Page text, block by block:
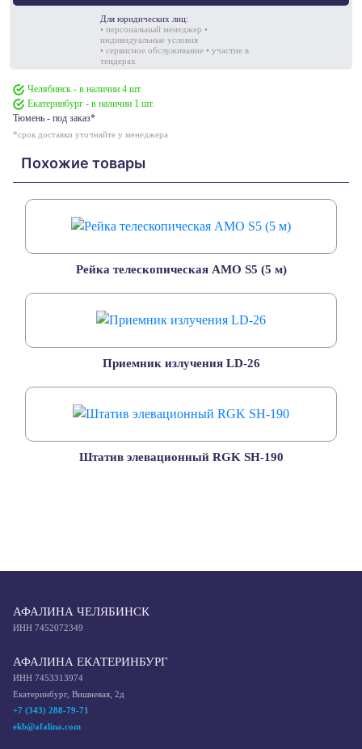
Для юридических лиц:
• персональный менеджер •
индивидуальные условия
• сервисное обслуживание • участие в
тендерах
Челябинск - в наличии 4 шт.
Екатеринбург - в наличии 1 шт.
Тюмень - под заказ*
*срок доставки уточняйте у менеджера
Похожие товары
Рейка телескопическая AMO S5 (5 м)
Приемник излучения LD-26
Штатив элевационный RGK SH-190
АФАЛИНА ЧЕЛЯБИНСК
ИНН 7452072349
АФАЛИНА ЕКАТЕРИНБУРГ
ИНН 7453313974
Екатеринбург, Вишневая, 2д
+7 (343) 288-79-71
ekb@afalina.com